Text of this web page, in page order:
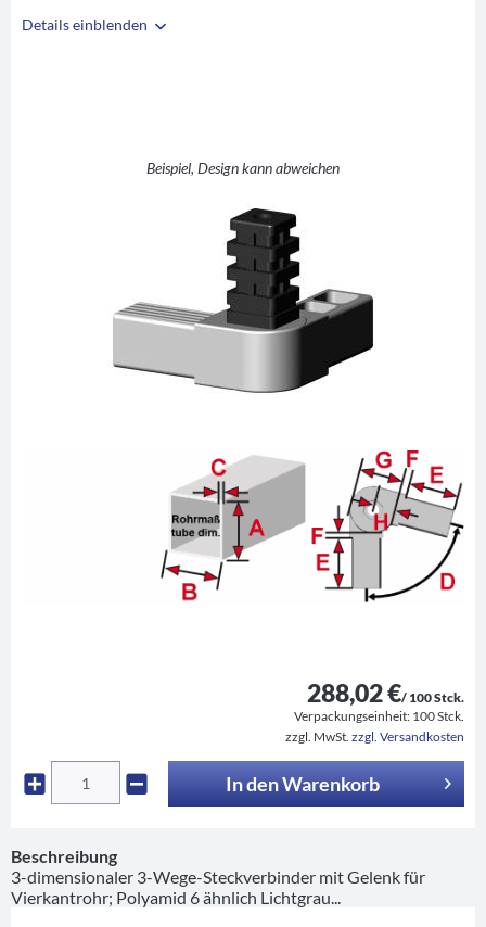
Details einblenden
Beispiel, Design kann abweichen
288,02 €/ 100 Stck.
Verpackungseinheit: 100 Stck.
zzgl. MwSt. zzgl. Versandkosten
In denWarenkorb
Beschreibung
3-dimensionaler 3-Wege-Steckverbinder mit Gelenk für
Vierkantrohr; Polyamid 6 ähnlich Lichtgrau...